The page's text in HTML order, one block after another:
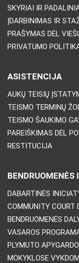
SKYRIAI IR
ĮDARBINIMAS IR
PRAŠYMAS DĖL
PRIVATUMO
ASISTENCIJA
AUKŲ TEISIŲ
TEISMO TERMINŲ
TEISMO ŠAUKIMO
PAREIŠKIMAS DĖL
RESTITUCIJA
BENDRUOMENĖS
DABARTINĖS
COMMUNITY COURT
BENDRUOMENĖS
VASAROS
PLYMUTO
MOKYKLOSE